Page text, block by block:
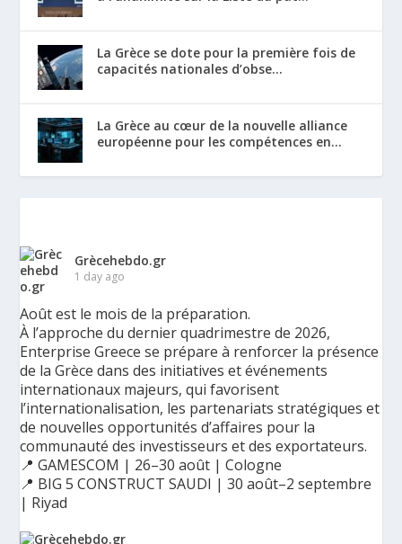
La Grèce se dote pour la première fois de
capacités nationales d’obse...
La Grèce au cœur de la nouvelle alliance
européenne pour les compétences en...
Grècehebdo.gr
1 day ago
Août est le mois de la préparation.
À l’approche du dernier quadrimestre de 2026,
Enterprise Greece se prépare à renforcer la présence
de la Grèce dans des initiatives et événements
internationaux majeurs, qui favorisent
l’internationalisation, les partenariats stratégiques et
de nouvelles opportunités d’affaires pour la
communauté des investisseurs et des exportateurs.
📍 GAMESCOM | 26–30 août | Cologne
📍 BIG 5 CONSTRUCT SAUDI | 30 août–2 septembre
| Riyad